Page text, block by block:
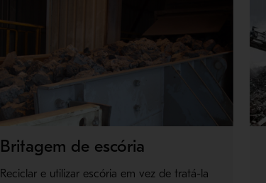
Britagem de escória
Reciclar e utilizar escória em vez de tratá-la